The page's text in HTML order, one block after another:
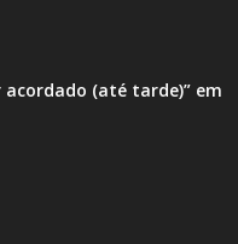
acordado (até tarde)” em